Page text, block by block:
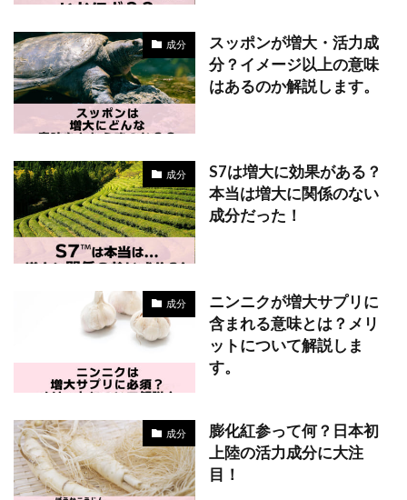
成分
スッポンが増大・活力成
分？イメージ以上の意味
はあるのか解説します。
成分
S7は増大に効果がある？
本当は増大に関係のない
成分だった！
成分
ニンニクが増大サプリに
含まれる意味とは？メリ
ットについて解説しま
す。
成分
膨化紅参って何？日本初
上陸の活力成分に大注
目！